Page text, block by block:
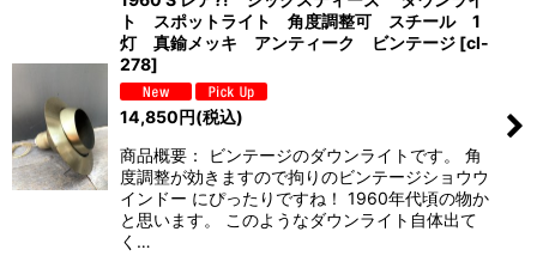
ト スポットライト 角度調整可 スチール 1
灯 真鍮メッキ アンティーク ビンテージ [cl-
278]
14,850円(税込)
商品概要： ビンテージのダウンライトです。 角
度調整が効きますので拘りのビンテージショウウ
インドー にぴったりですね！ 1960年代頃の物か
と思います。 このようなダウンライト自体出て
く…